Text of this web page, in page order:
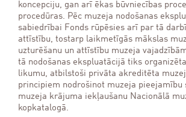
koncepciju, gan arī ēkas būvniecības
procedūras. Pēc muzeja nodošanas
sabiedrībai Fonds rūpēsies arī par tā
attīstību, tostarp laikmetīgās mākslas
uzturēšanu un attīstību muzeja
tā nodošanas ekspluatācijā tiks
likumu, atbilstoši privāta akreditēta
principiem nodrošinot muzeja pieejamību
muzeja krājuma iekļaušanu Nacionālā
kopkatalogā.